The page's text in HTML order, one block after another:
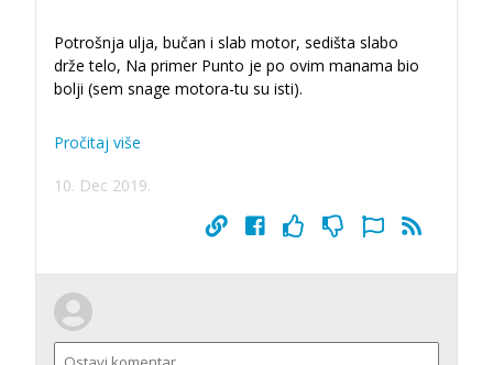
Potrošnja ulja, bučan i slab motor, sedišta slabo
drže telo, Na primer Punto je po ovim manama bio
bolji (sem snage motora-tu su isti).
Pročitaj više
10. Dec 2019.